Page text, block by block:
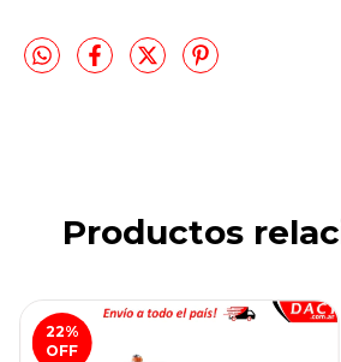
Productos
22%
OFF